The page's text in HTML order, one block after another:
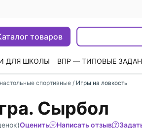
товаров
ДЛЯ ШКОЛЫ ВПР — ТИПОВЫЕ
спортивные/ Игры на ловкость
Сырбол
Оценить Написать отзыв